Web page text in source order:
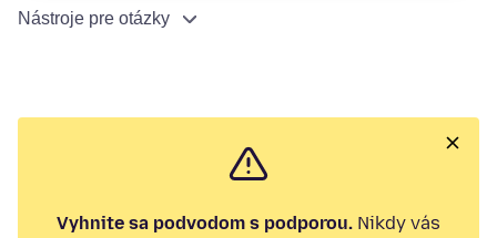
Nástroje pre otázky
Vyhnite sa podvodom s podporou. Nikdy vás